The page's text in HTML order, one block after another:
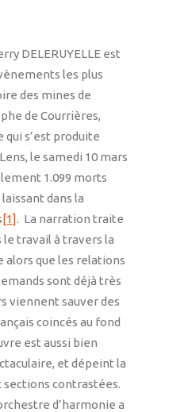
DELERUYELLE est
les plus
des mines de
de Courrières,
s’est produite
le samedi 10 mars
1.099 morts
dans la
[1] . La narration traite
travail à travers la
que les relations
sont déjà très
viennent sauver des
coincés au fond
est aussi bien
et dépeint la
contrastées.
d’harmonie a